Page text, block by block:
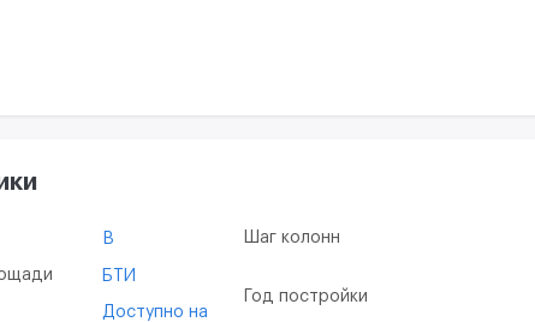
B
БТИ
Доступно на
Шаг колонн
Год постройки